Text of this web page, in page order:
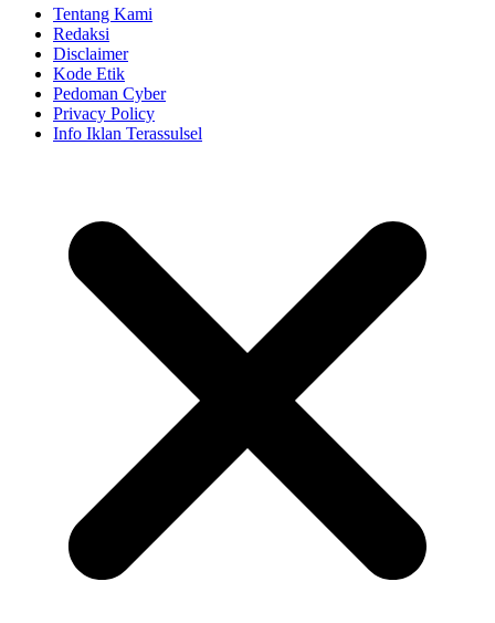
Tentang Kami
Redaksi
Disclaimer
Kode Etik
Pedoman Cyber
Privacy Policy
Info Iklan Terassulsel